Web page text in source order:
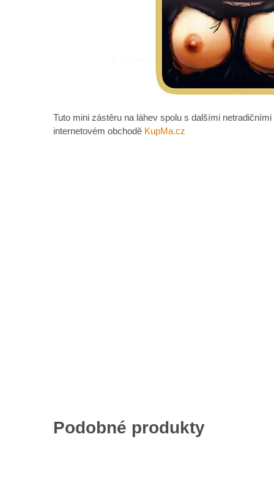
Tuto mini zástěru na láhev spolu s dalšími
internetovém obchodě KupMa.cz
Podobné produkty